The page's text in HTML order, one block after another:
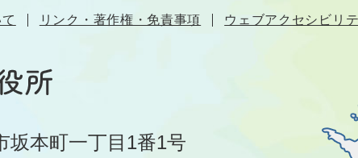
リンク・著作権・免責事項 ウェブアクセシビリ
坂本町一丁目1番1号